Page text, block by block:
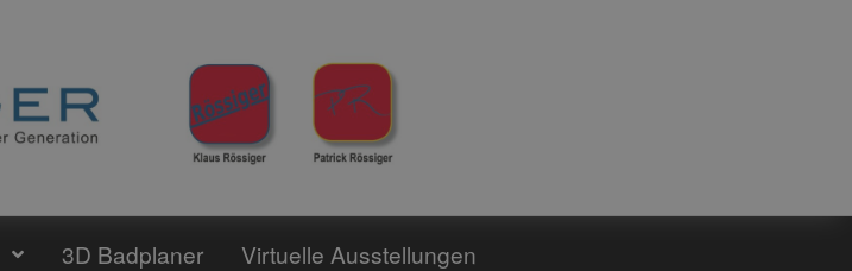
3D Badplaner Virtuelle Ausstellungen